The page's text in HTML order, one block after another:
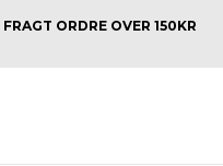
FRAGT ORDRE OVER 150KR